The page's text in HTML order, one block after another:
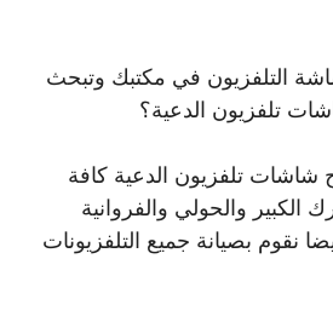
التلفزيون في مكتبك وتبحث
تلفزيون الدعية؟
شاشات تلفزيون الدعية كافة
الكبير والحولي والفروانية
نقوم بصيانة جميع التلفزيونات